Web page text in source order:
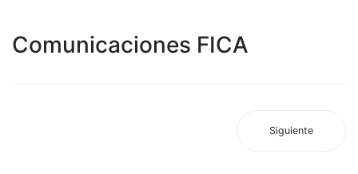
Comunicaciones FICA
Siguiente